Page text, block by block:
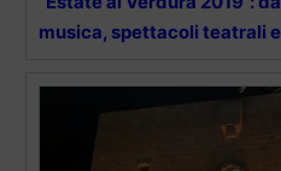
musica, spettacoli teatrali